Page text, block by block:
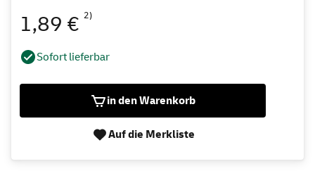
1,89 € 2)
Sofort lieferbar
in den Warenkorb
Auf die Merkliste